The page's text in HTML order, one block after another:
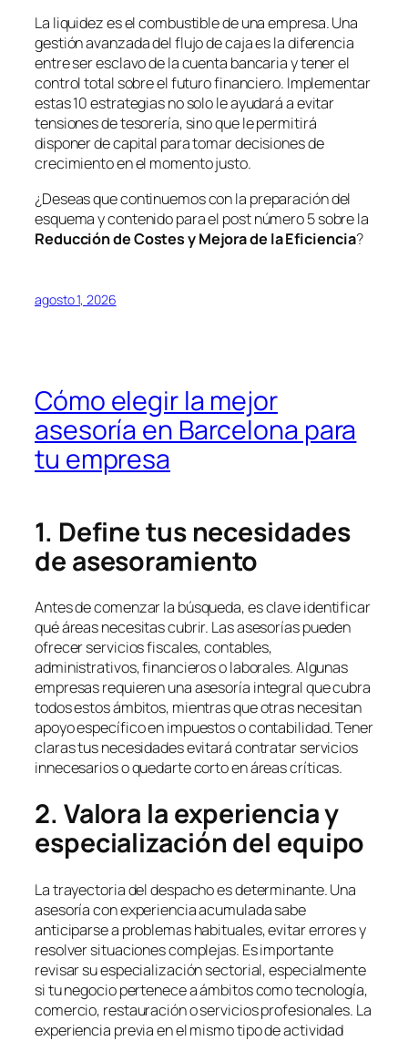
La liquidez es el combustible de una empresa. Una
gestión avanzada del flujo de caja es la diferencia
entre ser esclavo de la cuenta bancaria y tener el
control total sobre el futuro financiero. Implementar
estas 10 estrategias no solo le ayudará a evitar
tensiones de tesorería, sino que le permitirá
disponer de capital para tomar decisiones de
crecimiento en el momento justo.
¿Deseas que continuemos con la preparación del
esquema y contenido para el post número 5 sobre la
Reducción de Costes y Mejora de la Eficiencia?
agosto 1, 2026
Cómo elegir la mejor
asesoría en Barcelona para
tu empresa
1. Define tus necesidades
de asesoramiento
Antes de comenzar la búsqueda, es clave identificar
qué áreas necesitas cubrir. Las asesorías pueden
ofrecer servicios fiscales, contables,
administrativos, financieros o laborales. Algunas
empresas requieren una asesoría integral que cubra
todos estos ámbitos, mientras que otras necesitan
apoyo específico en impuestos o contabilidad. Tener
claras tus necesidades evitará contratar servicios
innecesarios o quedarte corto en áreas críticas.
2. Valora la experiencia y
especialización del equipo
La trayectoria del despacho es determinante. Una
asesoría con experiencia acumulada sabe
anticiparse a problemas habituales, evitar errores y
resolver situaciones complejas. Es importante
revisar su especialización sectorial, especialmente
si tu negocio pertenece a ámbitos como tecnología,
comercio, restauración o servicios profesionales. La
experiencia previa en el mismo tipo de actividad